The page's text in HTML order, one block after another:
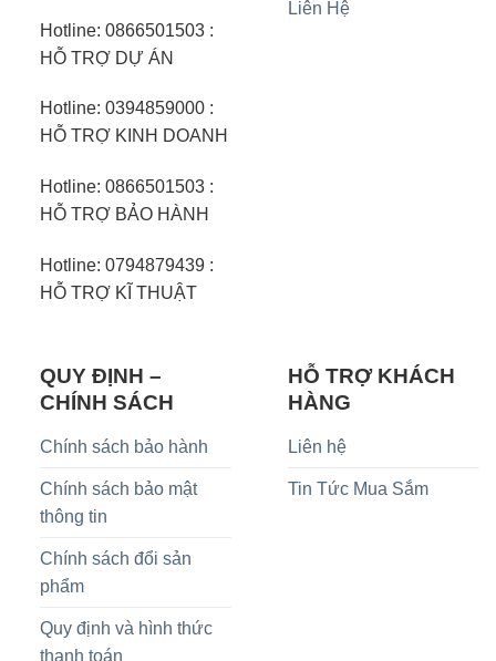
Hotline: 0866501503 :
HỖ TRỢ DỰ ÁN
Hotline: 0394859000 :
HỖ TRỢ KINH DOANH
Hotline: 0866501503 :
HỖ TRỢ BẢO HÀNH
Hotline: 0794879439 :
HỖ TRỢ KĨ THUẬT
Liên Hệ
QUY ĐỊNH –
CHÍNH SÁCH
Chính sách bảo hành
Chính sách bảo mật
thông tin
Chính sách đổi sản
phẩm
Quy định và hình thức
thanh toán
HỖ TRỢ KHÁCH
HÀNG
Liên hệ
Tin Tức Mua Sắm